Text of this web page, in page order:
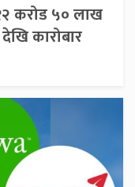
करोड ५० लाख
कारोबार